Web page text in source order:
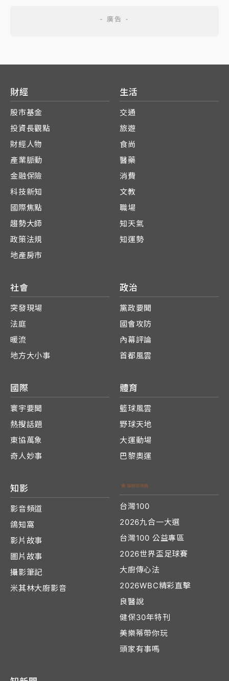
財經
股市基金
投資長觀點
財經人物
產業脈動
金融保險
科技新知
國際焦點
趨勢大師
政策法規
地產房市
生活
交通
旅遊
食尚
醫藥
消費
文教
職場
知天氣
知運勢
社會
突發現場
法庭
暖流
地方大小事
政治
黨政要聞
國會攻防
內幕評論
首都風雲
國際
寰宇要聞
熱搜話題
東協萬象
奇人妙事
體育
籃球風雲
野球天地
大運動場
巴黎奧運
知影
影音頻道
鴿知窩
影片故事
圖片故事
攝影筆記
米其林大廚影音
台灣100
2026九合一大選
台灣100 公益專區
2026世界盃足球賽
大廚傳心法
2026WBC精彩直擊
良醫說
健保30年特刊
美樂蒂帶你玩
頭家有事嗎